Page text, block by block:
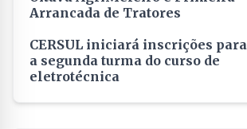
Arrancada de Tratores
CERSUL iniciará inscrições para
a segunda turma do curso de
eletrotécnica